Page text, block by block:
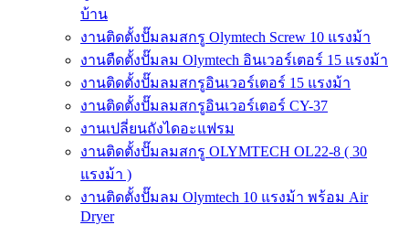
บ้าน
งานติดตั้งปั๊มลมสกรู Olymtech Screw 10 แรงม้า
งานตืดตั้งปั๊มลม Olymtech อินเวอร์เตอร์ 15 แรงม้า
งานติดตั้งปั๊มลมสกรูอินเวอร์เตอร์ 15 แรงม้า
งานติดตั้งปั๊มลมสกรูอินเวอร์เตอร์ CY-37
งานเปลี่ยนถังไดอะแฟรม
งานติดตั้งปั๊มลมสกรู OLYMTECH OL22-8 ( 30
แรงม้า )
งานติดตั้งปั๊มลม Olymtech 10 แรงม้า พร้อม Air
Dryer